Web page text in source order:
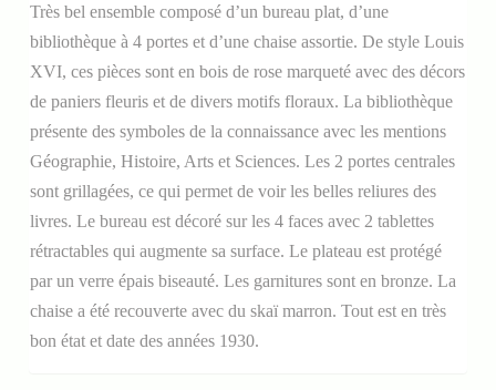
Très bel ensemble composé d’un bureau plat, d’une
bibliothèque à 4 portes et d’une chaise assortie. De style Louis
XVI, ces pièces sont en bois de rose marqueté avec des décors
de paniers fleuris et de divers motifs floraux. La bibliothèque
présente des symboles de la connaissance avec les mentions
Géographie, Histoire, Arts et Sciences. Les 2 portes centrales
sont grillagées, ce qui permet de voir les belles reliures des
livres. Le bureau est décoré sur les 4 faces avec 2 tablettes
rétractables qui augmente sa surface. Le plateau est protégé
par un verre épais biseauté. Les garnitures sont en bronze. La
chaise a été recouverte avec du skaï marron. Tout est en très
bon état et date des années 1930.